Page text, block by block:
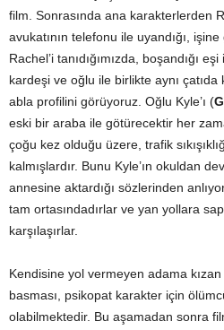
film. Sonrasında ana karakterlerden
avukatının telefonu ile uyandığı,
Rachel’i tanıdığımızda, boşandığı
kardeşi ve oğlu ile birlikte aynı
abla profilini görüyoruz. Oğlu Kyle’ı (
eski bir araba ile götürecektir her
çoğu kez olduğu üzere, trafik
kalmışlardır. Bunu Kyle’ın okuldan
annesine aktardığı sözlerinden
tam ortasındadırlar ve yan yollara
karşılaşırlar.
Kendisine yol vermeyen adama
basması, psikopat karakter için
olabilmektedir. Bu aşamadan sonra